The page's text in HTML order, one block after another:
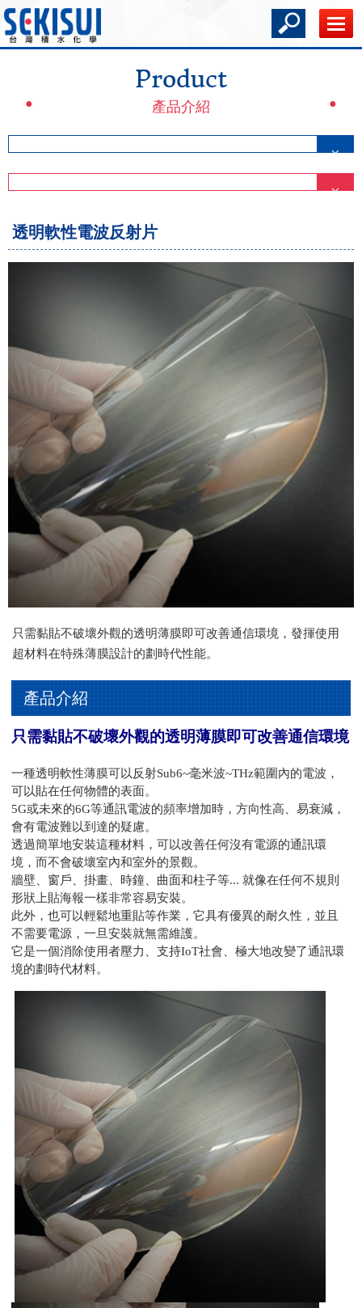
Product
產品介紹
透明軟性電波反射片
只需黏貼不破壞外觀的透明薄膜即可改善通信環境，發揮使用
超材料在特殊薄膜設計的劃時代性能。
產品介紹
只需黏貼不破壞外觀的透明薄膜即可改善通信環境
一種透明軟性薄膜可以反射Sub6~毫米波~THz範圍內的電波，
可以貼在任何物體的表面。
5G或未來的6G等通訊電波的頻率增加時，方向性高、易衰減，
會有電波難以到達的疑慮。
透過簡單地安裝這種材料，可以改善任何沒有電源的通訊環
境，而不會破壞室內和室外的景觀。
牆壁、窗戶、掛畫、時鐘、曲面和柱子等... 就像在任何不規則
形狀上貼海報一樣非常容易安裝。
此外，也可以輕鬆地重貼等作業，它具有優異的耐久性，並且
不需要電源，一旦安裝就無需維護。
它是一個消除使用者壓力、支持IoT社會、極大地改變了通訊環
境的劃時代材料。